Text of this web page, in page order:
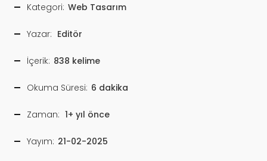
Kategori: Web Tasarım
Yazar: Editör
İçerik: 838 kelime
Okuma Süresi: 6 dakika
Zaman: 1+ yıl önce
Yayım: 21-02-2025